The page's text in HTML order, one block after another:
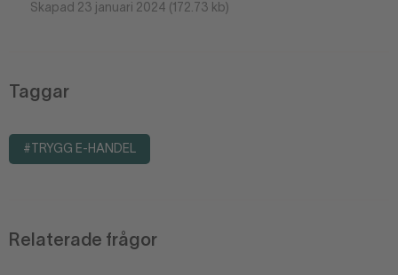
Skapad 23 januari 2024 (172.73 kb)
Taggar
#TRYGG E-HANDEL
Relaterade frågor